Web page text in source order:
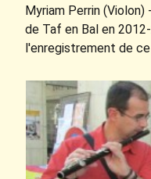
Myriam Perrin
de Taf en Bal en
l'enregistrement de ce